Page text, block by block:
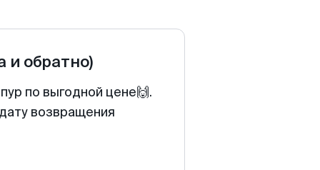
и обратно)
по выгодной цене🙌.
возвращения